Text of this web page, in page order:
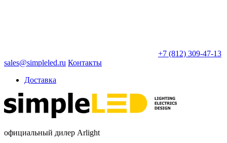
+7 (812) 309-47-13
sales@simpleled.ru Контакты
Доставка
официальный дилер Arlight